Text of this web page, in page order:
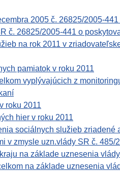
2005 č. 26825/2005-
č. 26825/2005-441 o
na rok 2011 v
pamiatok v roku 2011
vyplývajúcich z
roku 2011
hier v roku 2011
sociálnych služieb
v zmysle uzn.vlády SR č. 485/
na základe uznesenia
na základe uznesenia